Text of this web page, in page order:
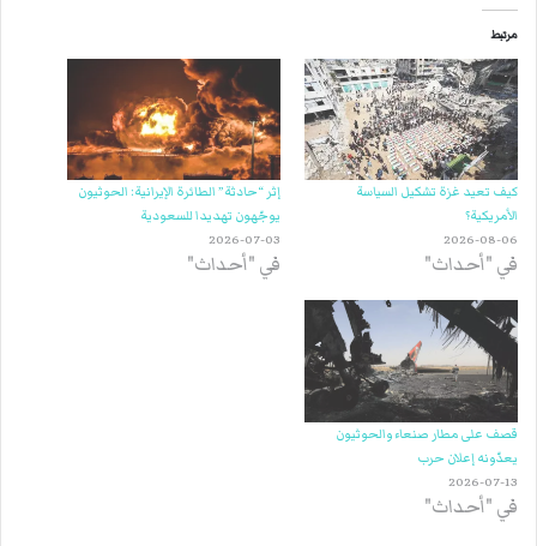
مرتبط
كيف تعيد غزة تشكيل السياسة
الأمريكية؟
2026-08-06
في "أحداث"
إثر “حادثة” الطائرة الإيرانية: الحوثيون
يوجّهون تهديدا للسعودية
2026-07-03
في "أحداث"
قصف على مطار صنعاء والحوثيون
يعدّونه إعلان حرب
2026-07-13
في "أحداث"